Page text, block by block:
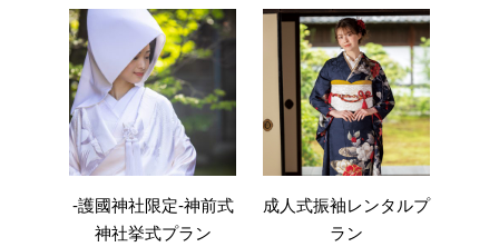
-護國神社限定-神前式
神社挙式プラン
成人式振袖レンタルプ
ラン